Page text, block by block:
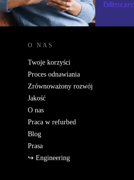
Polityce
REFURBED POLSKA -
O NAS
Twoje korzyści
Proces odnawiania
Zrównoważony rozwój
Jakość
O nas
Praca w refurbed
Blog
Prasa
↪ Engineering